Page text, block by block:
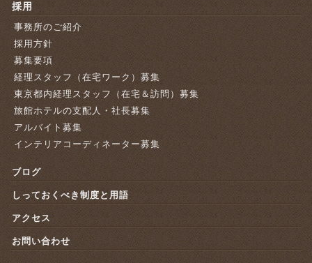
採用
事務所のご紹介
採用方針
募集要項
経理スタッフ（在宅ワーク）募集
東京都内経理スタッフ（在宅＆訪問）募集
旅館ホテルの支配人・社長募集
アルバイト募集
インテリアコーディネーター募集
ブログ
しっておくべき制度と用語
アクセス
お問い合わせ